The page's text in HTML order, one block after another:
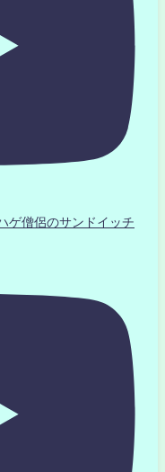
ゲ僧侶のサンドイッチ